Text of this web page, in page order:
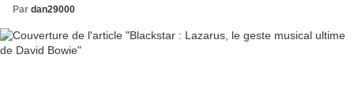
Par dan29000